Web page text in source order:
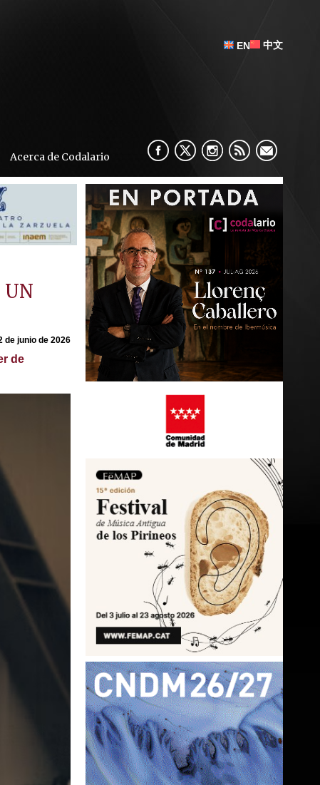
EN 中文
Acerca de Codalario
UN
de junio de 2026
de